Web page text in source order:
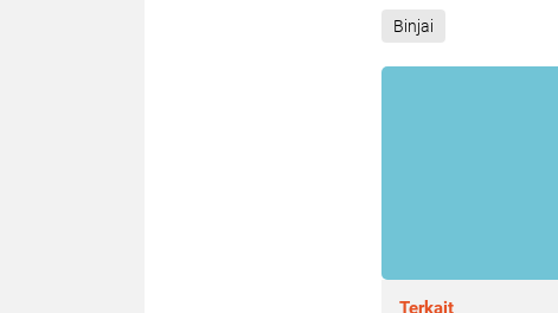
Terkait